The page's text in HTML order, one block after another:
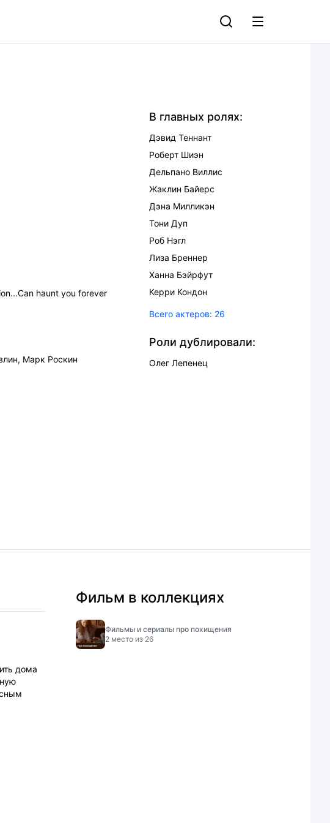
haunt you forever
, Марк Роскин
В главных ролях:
Дэвид Теннант
Роберт Шиэн
Дельпано Виллис
Жаклин Байерс
Дэна Милликэн
Тони Дуп
Роб Нэгл
Лиза Бреннер
Ханна Бэйрфут
Керри Кондон
Всего актеров: 26
Роли дублировали:
Олег Лепенец
дома
Фильм в коллекциях
Фильмы и сериалы про похищения
2 место из 26